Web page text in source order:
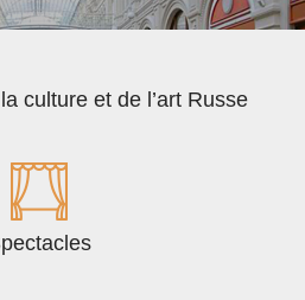
culture et de l’art Russe